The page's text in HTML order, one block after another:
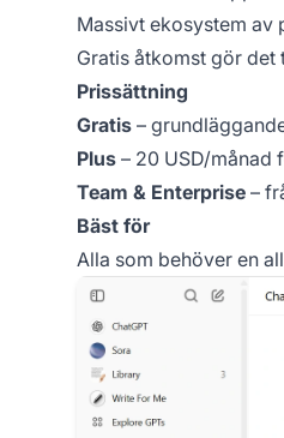
Massivt ekosystem
Gratis åtkomst gör
Prissättning
Gratis –
Plus – 20 USD/månad
Team & Enterprise –
Bäst för
Alla som behöver en